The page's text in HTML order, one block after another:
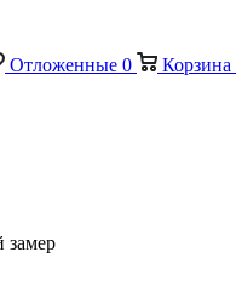
Отложенные 0 Корзина
замер